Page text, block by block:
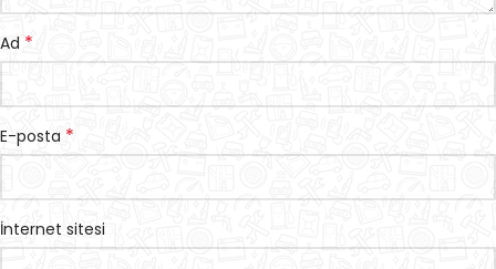
Ad *
E-posta *
İnternet sitesi